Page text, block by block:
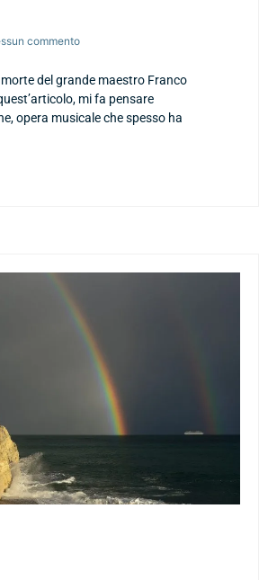
commento
del grande maestro Franco
mi fa pensare
opera musicale che spesso ha